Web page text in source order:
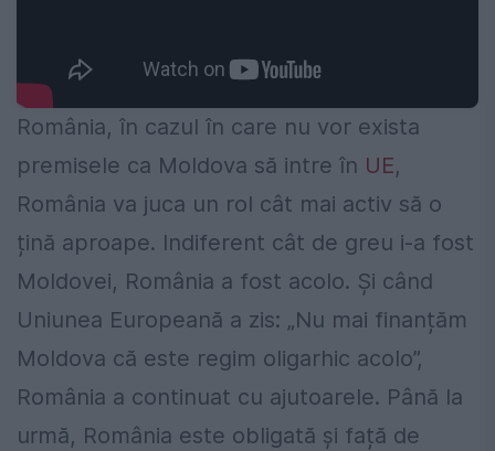
România, în cazul în care nu vor exista
premisele ca Moldova să intre în UE,
România va juca un rol cât mai activ să o
țină aproape. Indiferent cât de greu i-a fost
Moldovei, România a fost acolo. Și când
Uniunea Europeană a zis: „Nu mai finanțăm
Moldova că este regim oligarhic acolo”,
România a continuat cu ajutoarele. Până la
urmă, România este obligată și față de